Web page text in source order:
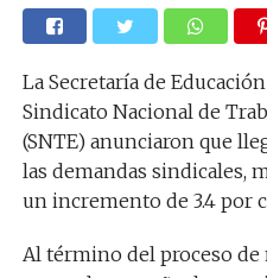
La Secretaría de
Sindicato Nacional de
(SNTE) anunciaron que
las demandas sindicales,
un incremento de 3.4 por
Al término del proceso